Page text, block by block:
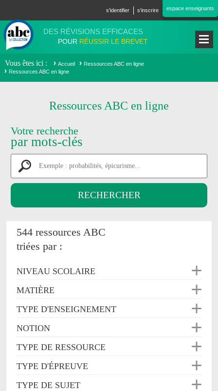
s'identifier s'inscrire espace enseignants
DES RÉVISIONS EFFICACES
POUR RÉUSSIR LE BREVET
Vous êtes ici Accueil
Ressources ABC en ligne
Ressources ABC en ligne
Ressources ABC en ligne
Votre recherche
par mots-clés
544 ressources ABC
triées par :
NIVEAU SCOLAIRE
MATIÈRE
TYPE D'ENSEIGNEMENT
NOTION
TYPE DE RESSOURCE
TYPE D'ÉPREUVE
TYPE DE SUJET